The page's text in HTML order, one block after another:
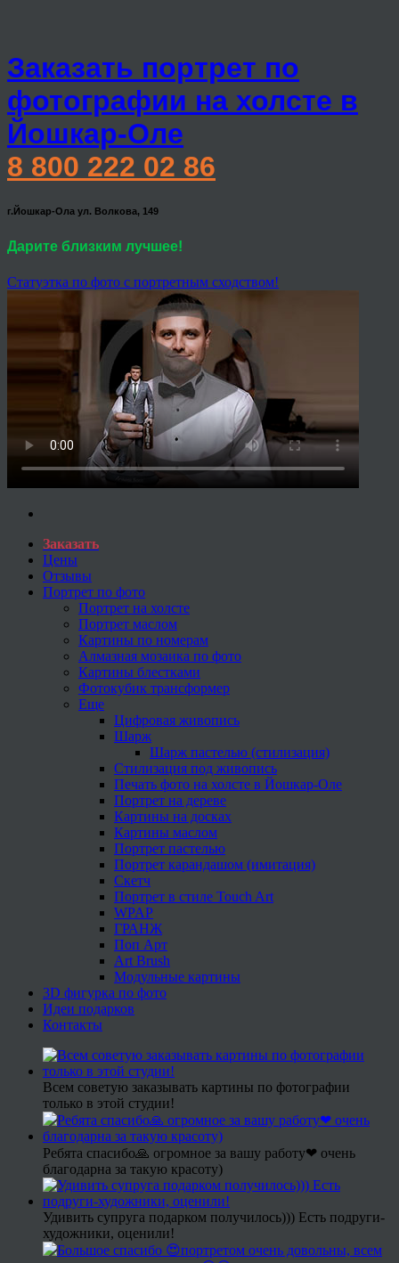
Заказать портрет по
фотографии на холсте в
Йошкар-Оле
8 800 222 02 86
г.Йошкар-Ола ул. Волкова, 149
Дарите близким лучшее!
Статуэтка по фото с портретным сходством!
Заказать
Цены
Отзывы
Портрет по фото
Портрет на холсте
Портрет маслом
Картины по номерам
Алмазная мозаика по фото
Картины блестками
Фотокубик трансформер
Еще
Цифровая живопись
Шарж
Шарж пастелью (стилизация)
Стилизация под живопись
Печать фото на холсте в Йошкар-Оле
Портрет на дереве
Картины на досках
Картины маслом
Портрет пастелью
Портрет карандашом (имитация)
Скетч
Портрет в стиле Touch Art
WPAP
ГРАНЖ
Поп Арт
Art Brush
Модульные картины
3D фигурка по фото
Идеи подарков
Контакты
Всем советую заказывать картины по фотографии
только в этой студии!
Ребята спасибо🙏 огромное за вашу работу❤ очень
благодарна за такую красоту)
Удивить супруга подарком получилось))) Есть подруги-
художники, оценили!